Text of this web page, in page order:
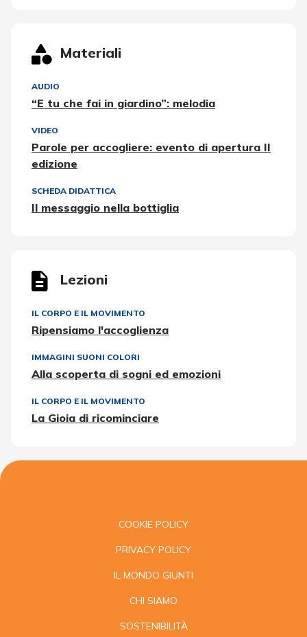
Materiali
AUDIO
“E tu che fai in giardino”: melodia
VIDEO
Parole per accogliere: evento di apertura II
edizione
SCHEDA DIDATTICA
Il messaggio nella bottiglia
Lezioni
IL CORPO E IL MOVIMENTO
Ripensiamo l'accoglienza
IMMAGINI SUONI COLORI
Alla scoperta di sogni ed emozioni
IL CORPO E IL MOVIMENTO
La Gioia di ricominciare
COOKIE POLICY
PRIVACY POLICY
IL MONDO GIUNTI
CHI SIAMO
SOSTENIBILITÀ